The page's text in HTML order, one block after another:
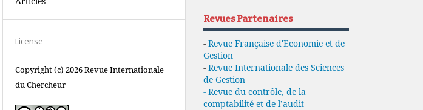
License
Copyright (c) 2026 Revue Internationale
du Chercheur
Revues Partenaires
- Revue Française d'Economie et de
Gestion
- Revue Internationale des Sciences
de Gestion
- Revue du contrôle, de la
comptabilité et de l’audit